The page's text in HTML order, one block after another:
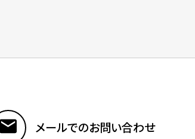
メールでのお問い合わせ